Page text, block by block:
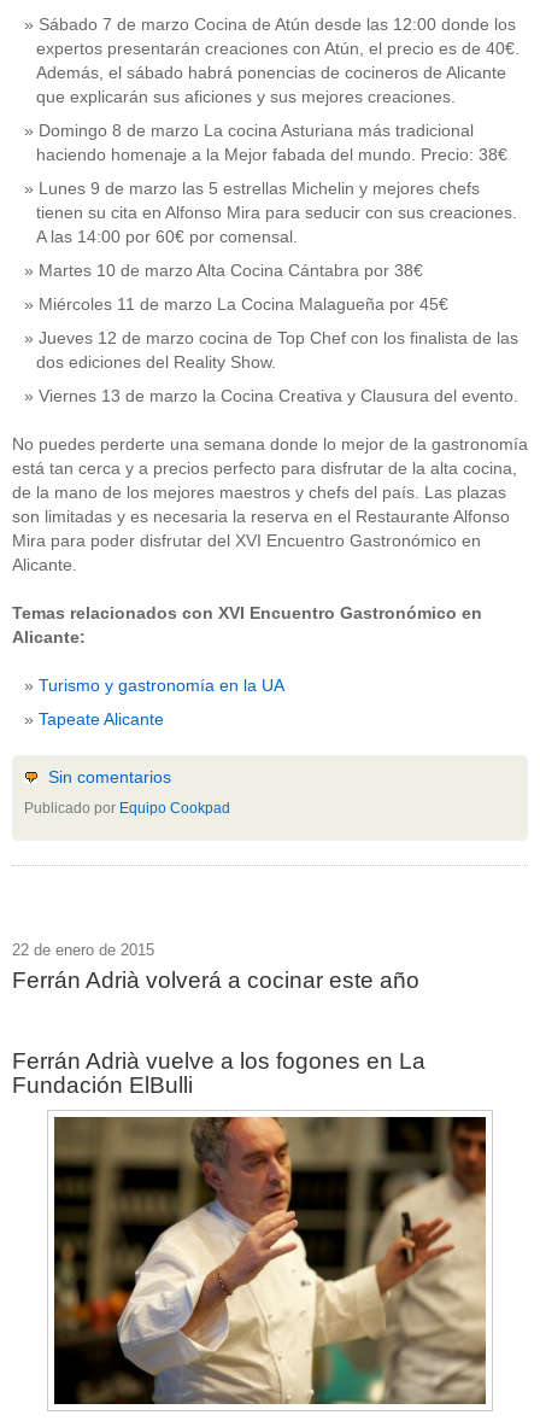
Sábado 7 de marzo Cocina de Atún desde las 12:00 donde los
expertos presentarán creaciones con Atún, el precio es de 40€.
Además, el sábado habrá ponencias de cocineros de Alicante
que explicarán sus aficiones y sus mejores creaciones.
Domingo 8 de marzo La cocina Asturiana más tradicional
haciendo homenaje a la Mejor fabada del mundo. Precio: 38€
Lunes 9 de marzo las 5 estrellas Michelin y mejores chefs
tienen su cita en Alfonso Mira para seducir con sus creaciones.
A las 14:00 por 60€ por comensal.
Martes 10 de marzo Alta Cocina Cántabra por 38€
Miércoles 11 de marzo La Cocina Malagueña por 45€
Jueves 12 de marzo cocina de Top Chef con los finalista de las
dos ediciones del Reality Show.
Viernes 13 de marzo la Cocina Creativa y Clausura del evento.
No puedes perderte una semana donde lo mejor de la gastronomía
está tan cerca y a precios perfecto para disfrutar de la alta cocina,
de la mano de los mejores maestros y chefs del país. Las plazas
son limitadas y es necesaria la reserva en el Restaurante Alfonso
Mira para poder disfrutar del XVI Encuentro Gastronómico en
Alicante.
Temas relacionados con XVI Encuentro Gastronómico en
Alicante:
Turismo y gastronomía en la UA
Tapeate Alicante
Sin comentarios
Publicado por Equipo Cookpad
22 de enero de 2015
Ferrán Adrià volverá a cocinar este año
Ferrán Adrià vuelve a los fogones en La
Fundación ElBulli